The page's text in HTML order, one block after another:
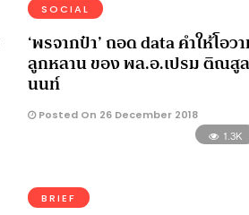
SOCIAL
‘พรจากป๋า’ ถอด data คำให้โอว
ลูกหลาน ของ พล.อ.เปรม ติณสู
นนท์
Posted On 26 December 2018
1.3K
BRIEF